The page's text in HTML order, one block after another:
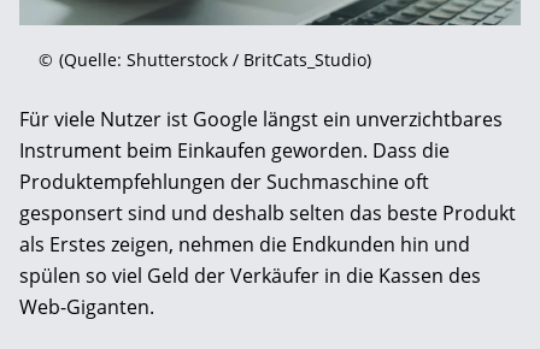
© (Quelle: Shutterstock / BritCats_Studio)
Für viele Nutzer ist Google längst ein unverzichtbares
Instrument beim Einkaufen geworden. Dass die
Produktempfehlungen der Suchmaschine oft
gesponsert sind und deshalb selten das beste Produkt
als Erstes zeigen, nehmen die Endkunden hin und
spülen so viel Geld der Verkäufer in die Kassen des
Web-Giganten.